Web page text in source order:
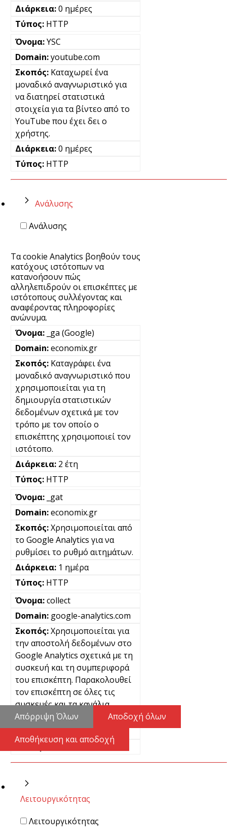
0 ημέρες
HTTP
YSC
youtube.com
Καταχωρεί ένα
μοναδικό αναγνωριστικό για
να διατηρεί στατιστικά
στοιχεία για τα βίντεο από το
YouTube που έχει δει ο
χρήστης.
0 ημέρες
HTTP
Ανάλυσης
Ανάλυσης
Τα cookie Analytics βοηθούν τους
κατόχους ιστότοπων να
κατανοήσουν πώς
αλληλεπιδρούν οι επισκέπτες με
ιστότοπους συλλέγοντας και
αναφέροντας πληροφορίες
ανώνυμα.
_ga (Google)
economix.gr
Καταγράφει ένα
μοναδικό αναγνωριστικό που
χρησιμοποιείται για τη
δημιουργία στατιστικών
δεδομένων σχετικά με τον
τρόπο με τον οποίο ο
επισκέπτης χρησιμοποιεί τον
ιστότοπο.
2 έτη
HTTP
_gat
economix.gr
Χρησιμοποιείται από
το Google Analytics για να
ρυθμίσει το ρυθμό αιτημάτων.
1 ημέρα
HTTP
collect
google-analytics.com
Χρησιμοποιείται για
την αποστολή δεδομένων στο
Google Analytics σχετικά με τη
συσκευή και τη συμπεριφορά
του επισκέπτη. Παρακολουθεί
τον επισκέπτη σε όλες τις
συσκευές και τα κανάλια
μάρκετινγκ.
Μόνιμα
Pixel
Λειτουργικότητας
Λειτουργικότητας
Απόρριψη Όλων Αποδοχή όλων
Αποθήκευση και αποδοχή